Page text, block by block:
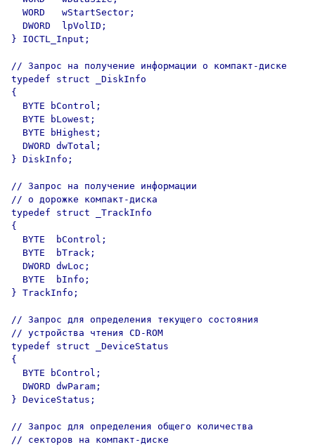
  WORD   wStartSector;
  DWORD  lpVolID;
} IOCTL_Input;
// Запрос на получение информации о компакт-диске
typedef struct _DiskInfo
{
  BYTE bControl;
  BYTE bLowest;
  BYTE bHighest;
  DWORD dwTotal;
} DiskInfo;
// Запрос на получение информации
// о дорожке компакт-диска
typedef struct _TrackInfo
{
  BYTE  bControl;
  BYTE  bTrack;
  DWORD dwLoc;
  BYTE  bInfo;
} TrackInfo;
// Запрос для определения текущего состояния
// устройства чтения CD-ROM
typedef struct _DeviceStatus
{
  BYTE bControl;
  DWORD dwParam;
} DeviceStatus;
// Запрос для определения общего количества
// секторов на компакт-диске